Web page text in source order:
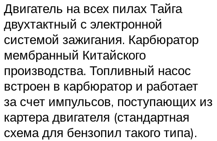
Двигатель на всех пилах Тайга
двухтактный с электронной
системой зажигания. Карбюратор
мембранный Китайского
производства. Топливный насос
встроен в карбюратор и работает
за счет импульсов, поступающих из
картера двигателя (стандартная
схема для бензопил такого типа).